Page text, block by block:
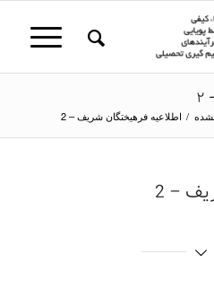
/ اطلاعیه فرهیختگان شریف – 2
– 2